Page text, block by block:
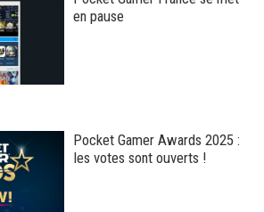
en pause
Pocket Gamer Awards 2025 :
les votes sont ouverts !